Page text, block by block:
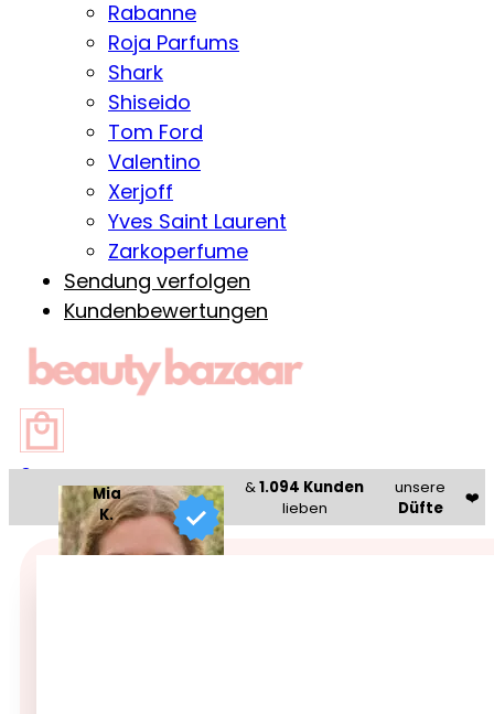
Rabanne
Roja Parfums
Shark
Shiseido
Tom Ford
Valentino
Xerjoff
Yves Saint Laurent
Zarkoperfume
Sendung verfolgen
Kundenbewertungen
0
Mia
K.
&1.094 Kunden
lieben
unsere
Düfte
❤️